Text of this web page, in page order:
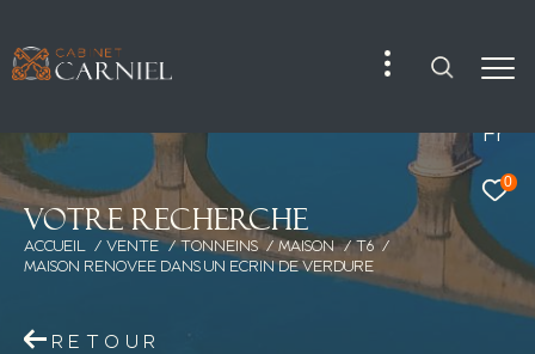
Fr
0
Votre recherche
ACCUEIL VENTE TONNEINS MAISON
T6
MAISON RENOVEE DANS UN ECRIN DE VERDURE
RETOUR